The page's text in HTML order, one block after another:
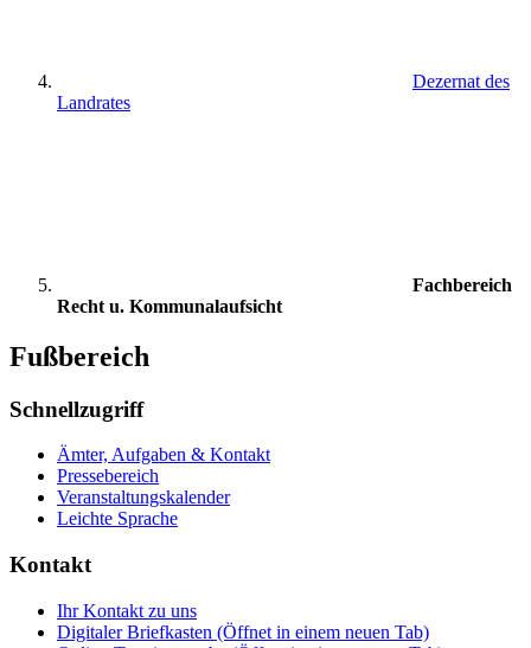
Dezernat des
Landrates
Fachbereich
Recht u. Kommunalaufsicht
Fußbereich
Schnellzugriff
Ämter, Aufgaben & Kontakt
Pressebereich
Veranstaltungskalender
Leichte Sprache
Kontakt
Ihr Kontakt zu uns
Digitaler Briefkasten (Öffnet in einem neuen Tab)